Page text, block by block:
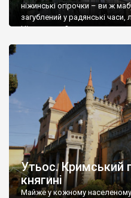
ніжинські огірочки – ви ж
загублений у радянські
Ніжин греки?
Утьос. Кримський
княгині
Майже у кожному населеному